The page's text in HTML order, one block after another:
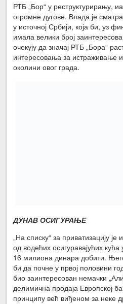
РТБ „Бор“ у реструктурирању,
огромне дугове. Влада је
у источној Србији, која би, уз
имала велики број
очекују да значај РТБ „Бора“
интересовања за истраживање
околини овог града.
ДУНАВ ОСИГУРАЊЕ
„На списку“ за приватизацију
од водећих осигуравајућих
16 милиона динара добити.
би да почне у првој половини
био заинтересован немачки
делимична продаја Европској
принципу већ виђеном за неке